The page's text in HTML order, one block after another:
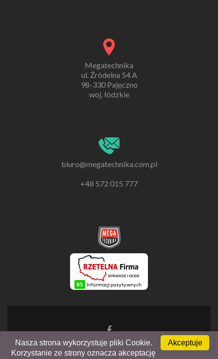
Megatechnika
ul. Źródelna 54 A
98-330 Pajęczno
woj. łódzkie
biuro@megatechnika.com.pl
+48 572 015 777
Go
Facebook
Zerif Lite Powered byWordPress
Akceptuje
Nasza strona wykorzystuje pliki Cookie.
Korzystanie ze strony oznacza akceptację